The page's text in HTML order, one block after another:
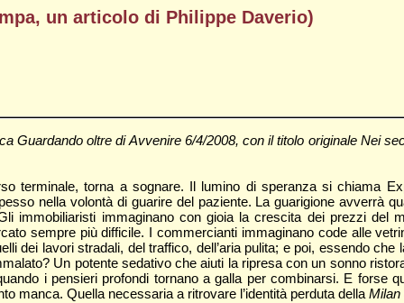
un articolo di Philippe Daverio)
Guardando oltre di Avvenire 6/4/2008, con il titolo originale Nei
terminale, torna a sognare. Il lumino di speranza si chiama
nella volontà di guarire del paziente. La guarigione avverrà
immobiliaristi immaginano con gioia la crescita dei prezzi del
sempre più difficile. I commercianti immaginano code alle
dei lavori stradali, del traffico, dell’aria pulita; e poi, essendo
Un potente sedativo che aiuti la ripresa con un sonno
i pensieri profondi tornano a galla per combinarsi. E forse
manca. Quella necessaria a ritrovare l’identità perduta della Milan